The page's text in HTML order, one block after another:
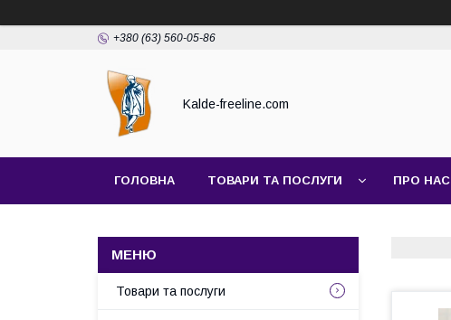
+380 (63) 560-05-86
Kalde-freeline.com
ГОЛОВНА ТОВАРИ ТА ПОСЛУГИ ПРО НАС
Товари та послуги